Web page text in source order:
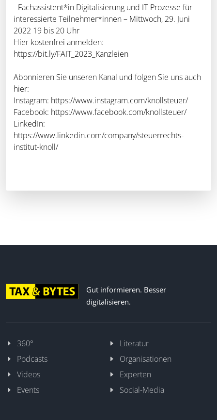
- Fachassistent*in Digitalisierung und IT-Prozesse für
interessierte Teilnehmer*innen – Mittwoch, 29. Juni
2022 19 bis 20 Uhr
Hier kostenfrei anmelden:
https://bit.ly/FAIT_2023_Kanzleien
Abonnieren Sie unseren Kanal und folgen Sie uns auch
hier:
Instagram: https://www.instagram.com/knollsteuer/
Facebook: https://www.facebook.com/knollsteuer/
LinkedIn:
https://www.linkedin.com/company/steuerrechts-
institut-knoll/
Gut informieren. Besser
digitalisieren.
360°
Literatur
Podcasts
Organisationen
Videos
Experten
Events
Social-Media